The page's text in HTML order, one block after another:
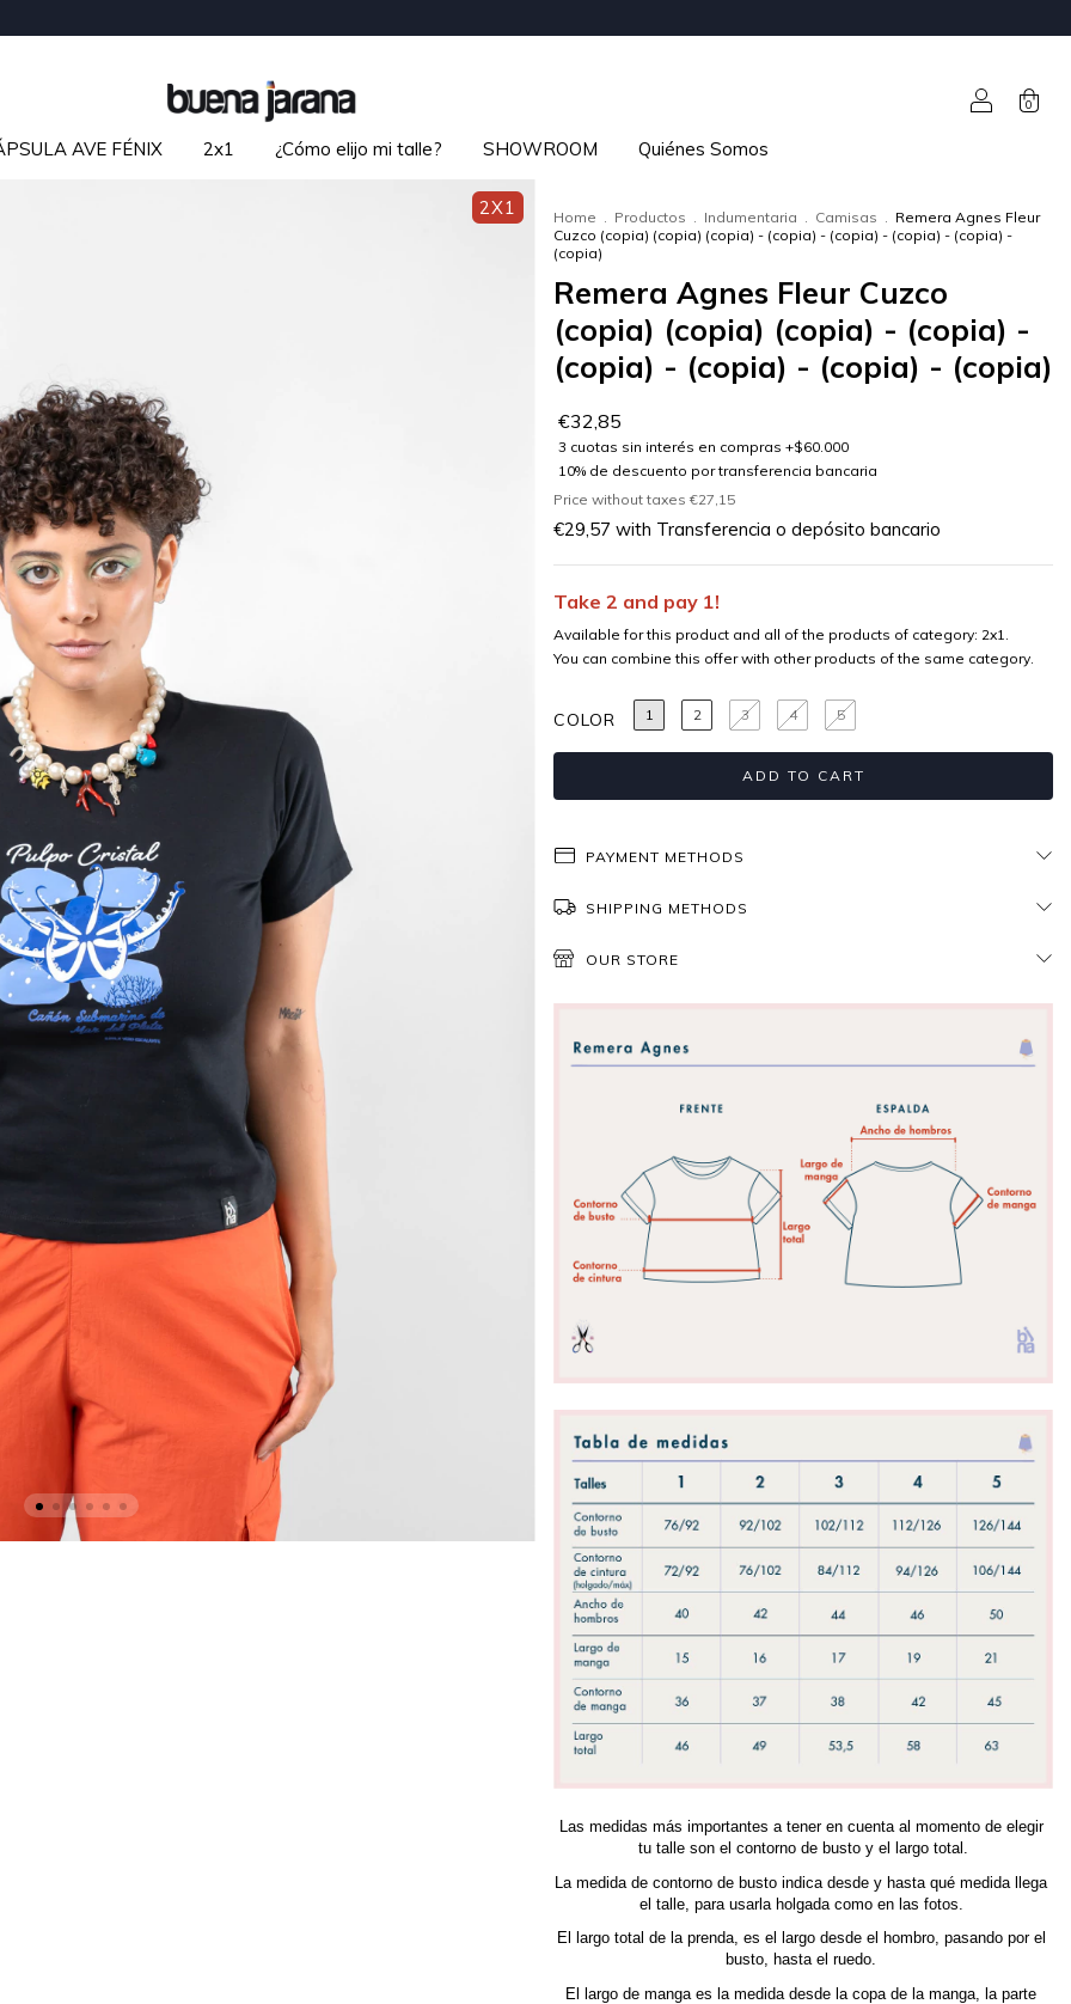
0
AVE FÉNIX 2x1 ¿Cómo elijo mi talle? SHOWROOM Quiénes Somos
2X1 Home . Productos . Indumentaria . Camisas . Remera Agnes Fleur
Cuzco (copia) (copia) (copia) - (copia) - (copia) - (copia) - (copia) -
(copia)
Remera Agnes Fleur Cuzco
(copia) (copia) (copia) - (copia) -
(copia) - (copia) - (copia) - (copia)
€32,85
Price without taxes €27,15
€29,57 with Transferencia o depósito bancario
Take 2 and pay 1!
Available for this product and all of the products of category: 2x1.
You can combine this offer with other products of the same category.
COLOR 1 2 3 4 5
PAYMENT METHODS
SHIPPING METHODS
OUR STORE
Las medidas más importantes a tener en cuenta al momento de elegir
tu talle son el contorno de busto y el largo total.
La medida de contorno de busto indica desde y hasta qué medida llega
el talle, para usarla holgada como en las fotos.
El largo total de la prenda, es el largo desde el hombro, pasando por el
busto, hasta el ruedo.
El largo de manga es la medida desde la copa de la manga, la parte